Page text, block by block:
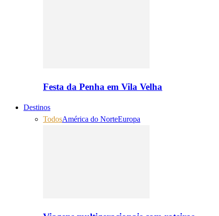
Festa da Penha em Vila Velha
Destinos
TodosAmérica do NorteEuropa